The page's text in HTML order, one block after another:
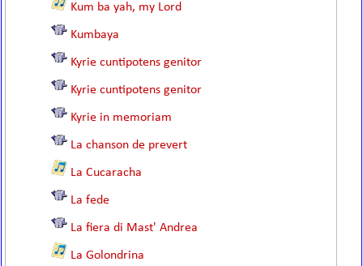
Kum ba yah, my Lord
Kumbaya
Kyrie cuntipotens genitor
Kyrie cuntipotens genitor
Kyrie in memoriam
La chanson de prevert
La Cucaracha
La fede
La fiera di Mast' Andrea
La Golondrina